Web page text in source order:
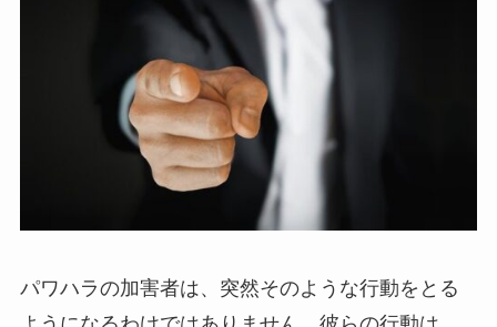
パワハラの加害者は、突然そのような行動をとる